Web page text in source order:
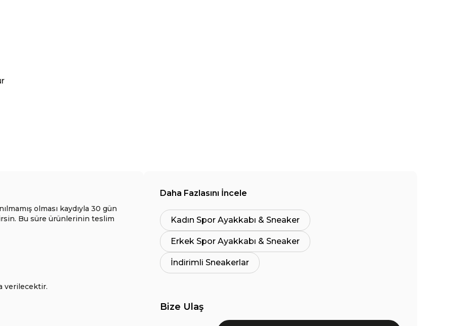
olması kaydıyla 30 gün
Bu süre ürünlerinin teslim
verilecektir.
Daha Fazlasını İncele
Kadın Spor Ayakkabı & Sneaker
Erkek Spor Ayakkabı & Sneaker
İndirimli Sneakerlar
Bize Ulaş